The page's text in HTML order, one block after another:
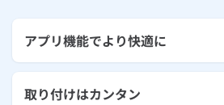
アプリ機能でより快適に
取り付けはカンタン